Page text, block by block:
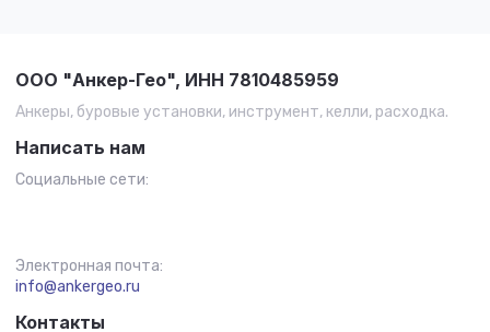
ООО "Анкер-Гео", ИНН 7810485959
Анкеры, буровые установки, инструмент, келли, расходка.
Написать нам
Социальные сети:
Электронная почта:
info@ankergeo.ru
Контакты